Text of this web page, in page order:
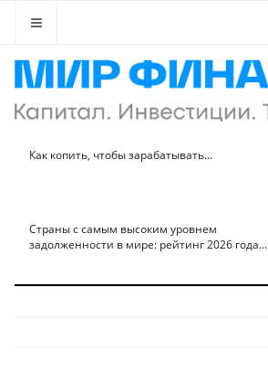
Как копить, чтобы зарабатывать...
Страны с самым высоким уровнем
задолженности в мире: рейтинг 2026 года...